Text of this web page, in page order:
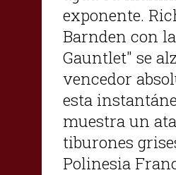
exponente.
Barnden con
Gauntlet" se
vencedor
esta
muestra un
tiburones
Polinesia